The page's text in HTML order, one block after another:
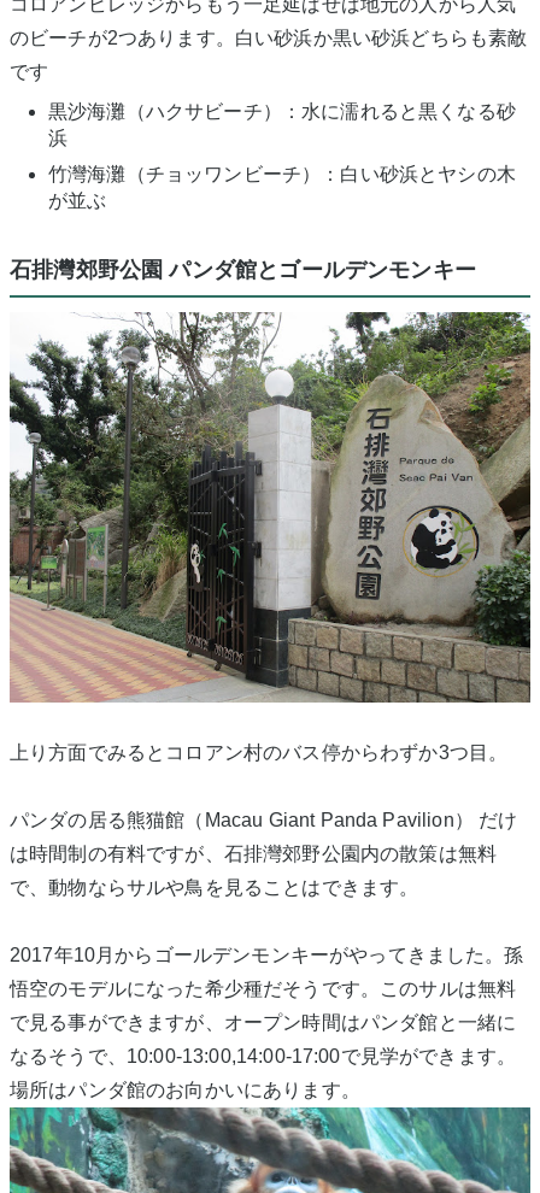
のビーチが2つあります。白い砂浜か黒い砂浜どちらも素敵
です
黒沙海灘（ハクサビーチ）：水に濡れると黒くなる砂
浜
竹灣海灘（チョッワンビーチ）：白い砂浜とヤシの木
が並ぶ
石排灣郊野公園 パンダ館とゴールデンモンキー
上り方面でみるとコロアン村のバス停からわずか3つ目。
パンダの居る熊猫館（Macau Giant Panda Pavilion） だけ
は時間制の有料ですが、石排灣郊野公園内の散策は無料
で、動物ならサルや鳥を見ることはできます。
2017年10月からゴールデンモンキーがやってきました。孫
悟空のモデルになった希少種だそうです。このサルは無料
で見る事ができますが、オープン時間はパンダ館と一緒に
なるそうで、10:00-13:00,14:00-17:00で見学ができます。
場所はパンダ館のお向かいにあります。